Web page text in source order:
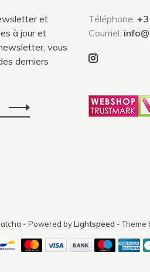
et
à jour et
vous
derniers
Téléphone:
Courriel:
- Powered byLightspeed - Theme